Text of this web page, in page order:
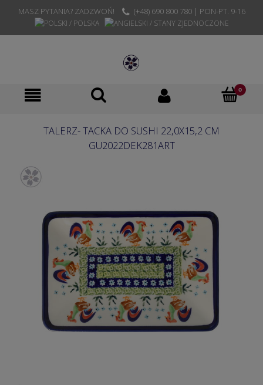
MASZ PYTANIA? ZADZWOŃ! (+48) 690 800 780 | PON-PT. 9-16
TALERZ- TACKA DO SUSHI 22,0X15,2 CM
GU2022DEK281ART